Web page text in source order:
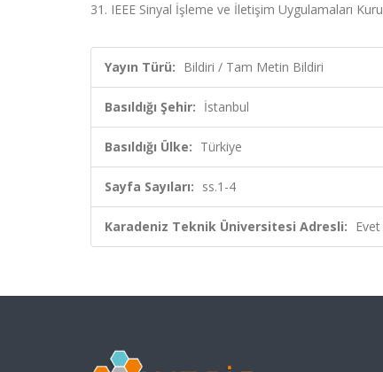
31. IEEE Sinyal İşleme ve İletişim Uygulamaları
Yayın Türü: Bildiri / Tam Metin Bildiri
Basıldığı Şehir: İstanbul
Basıldığı Ülke: Türkiye
Sayfa Sayıları: ss.1-4
Karadeniz Teknik Üniversitesi Adresli: Evet